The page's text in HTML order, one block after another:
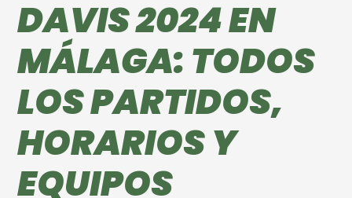
DAVIS 2024 EN
MÁLAGA: TODOS
LOS PARTIDOS,
HORARIOS Y
EQUIPOS